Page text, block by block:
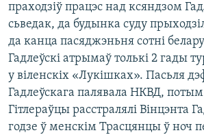
праходзіў працэс над ксяндзом
сьведак, да будынка суду
да канца пасяджэньня сотні
Гадлеўскі атрымаў толькі 2 гады
у віленскіх «Лукішках». Пасьля
Гадлеўскага палявала НКВД, потым
Гітлераўцы расстралялі Вінцэнта
годзе ў менскім Трасцянцы ў ноч